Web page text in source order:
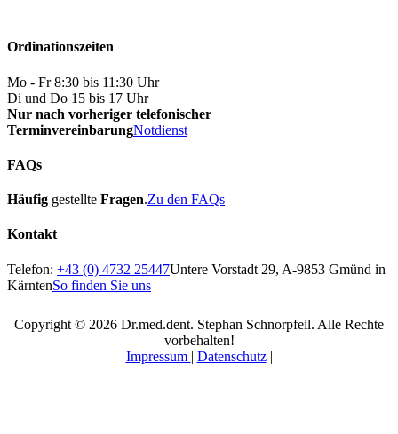
Ordinationszeiten
Mo - Fr 8:30 bis 11:30 Uhr
Di und Do 15 bis 17 Uhr
Nur nach vorheriger telefonischer
TerminvereinbarungNotdienst
FAQs
Häufig gestellte Fragen.Zu den FAQs
Kontakt
Telefon: +43 (0) 4732 25447Untere Vorstadt 29, A-9853 Gmünd in
KärntenSo finden Sie uns
Copyright © 2026 Dr.med.dent. Stephan Schnorpfeil. Alle Rechte
vorbehalten!
Impressum | Datenschutz|